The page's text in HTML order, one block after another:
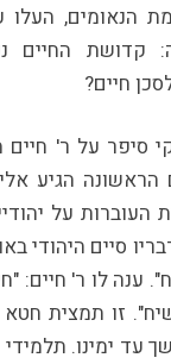
הנאומים, העלו
קדושת החיים
חיים?
סיפר על ר' חיים
הגיע
העוברות על
סיים היהודי
ענה לו ר' חיים:
זו תמצית חטא
ימינו. תלמידי